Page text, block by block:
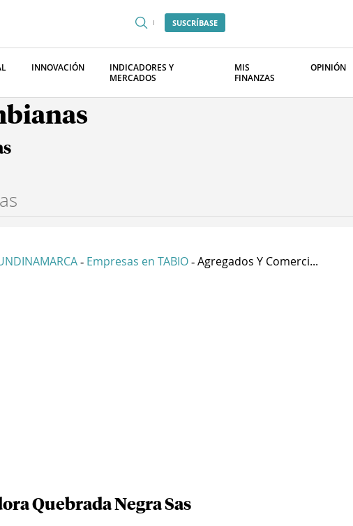
SUSCRÍBASE
INNOVACIÓN
INDICADORES Y
MERCADOS
MIS
FINANZAS
OPINIÓN
- Empresas en TABIO - Agregados Y Comerci...
Quebrada Negra Sas